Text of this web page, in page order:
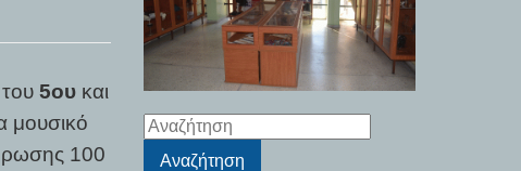
5ου και
μουσικό
100
Αναζήτηση
για:Αναζήτηση